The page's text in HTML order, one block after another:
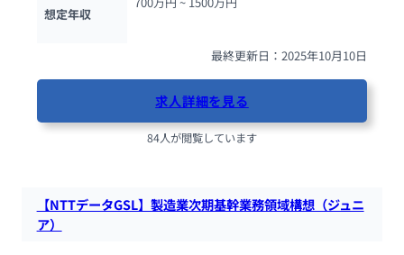
想定年収
最終更新日：2025年10月10日
求人詳細を見る
84人が閲覧しています
【NTTデータGSL】製造業次期基幹業務領域構想（ジュニ
ア）